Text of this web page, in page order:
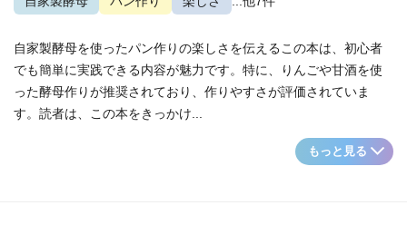
自家製酵母を使ったパン作りの楽しさを伝えるこの本は、初心者
でも簡単に実践できる内容が魅力です。特に、りんごや甘酒を使
った酵母作りが推奨されており、作りやすさが評価されていま
す。読者は、この本をきっかけ...
もっと見る